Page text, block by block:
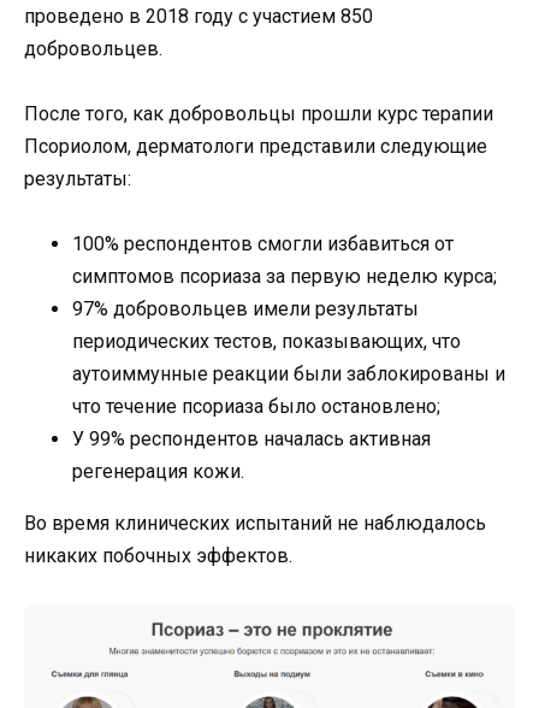
проведено в 2018 году с участием 850
добровольцев.
После того, как добровольцы прошли курс терапии
Псориолом, дерматологи представили следующие
результаты:
100% респондентов смогли избавиться от
симптомов псориаза за первую неделю курса;
97% добровольцев имели результаты
периодических тестов, показывающих, что
аутоиммунные реакции были заблокированы и
что течение псориаза было остановлено;
У 99% респондентов началась активная
регенерация кожи.
Во время клинических испытаний не наблюдалось
никаких побочных эффектов.